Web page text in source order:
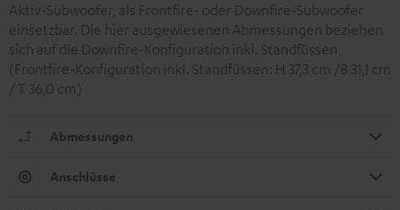
Aktiv-Subwoofer, als Frontfire- oder Downfire-Subwoofer
einsetzbar. Die hier ausgewiesenen Abmessungen beziehen
sich auf die Downfire-Konfiguration inkl. Standfüssen
(Frontfire-Konfiguration inkl. Standfüssen: H 37,3 cm /B 31,1 cm
/ T 36,0 cm)
Abmessungen
Anschlüsse